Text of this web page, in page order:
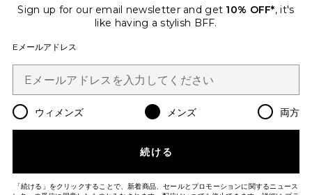
Email Address
Change Country Regions
ja USD
本日のお買い物に関する簡単なアンケートを実施しておりますLet's Go!
Sign up for our email newsletter and get 10% OFF*, it's
like having a stylish BFF.
Eメールアドレス
ウィメンズ メンズ 両方
続ける
「続ける」をクリックすることで、新着商品、セールとプロモーションに関するニュース